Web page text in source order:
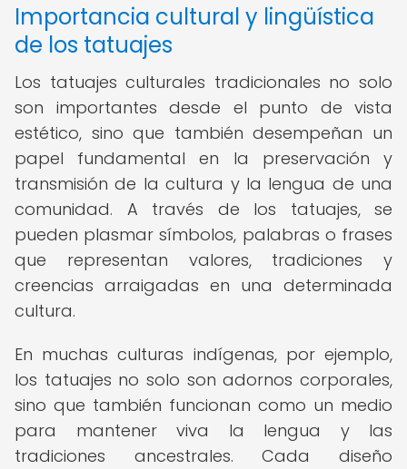
Importancia cultural y lingüística
de los tatuajes
Los tatuajes culturales tradicionales no solo
son importantes desde el punto de vista
estético, sino que también desempeñan un
papel fundamental en la preservación y
transmisión de la cultura y la lengua de una
comunidad. A través de los tatuajes, se
pueden plasmar símbolos, palabras o frases
que representan valores, tradiciones y
creencias arraigadas en una determinada
cultura.
En muchas culturas indígenas, por ejemplo,
los tatuajes no solo son adornos corporales,
sino que también funcionan como un medio
para mantener viva la lengua y las
tradiciones ancestrales. Cada diseño